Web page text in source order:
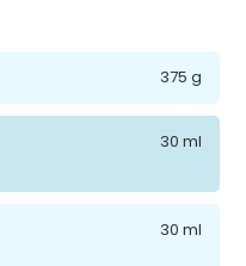
375 g
30 ml
30 ml